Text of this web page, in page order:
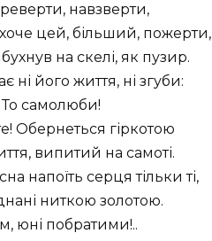
навзверти,
цей, більший, пожерти,
на скелі, як пузир.
ні його життя, ні згуби:
То самолюби!
Обернеться гіркотою
випитий на самоті.
напоїть серця тільки ті,
ниткою золотою.
юні побратими!..